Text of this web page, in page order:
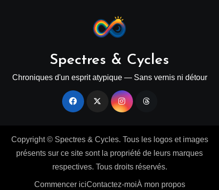
Spectres & Cycles
Chroniques d'un esprit atypique — Sans vernis ni détour
Copyright © Spectres & Cycles. Tous les logos et images
présents sur ce site sont la propriété de leurs marques
respectives. Tous droits réservés.
Commencer iciContactez-moiÀ mon propos